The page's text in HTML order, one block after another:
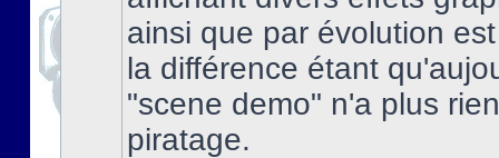
ainsi que par évolution
la différence étant
"scene demo" n'a plus
piratage.